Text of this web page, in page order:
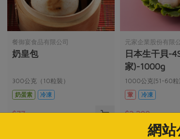
餐御宴食品有限公司
奶皇包
300公克（10粒裝）
奶蛋素
冷凍
$77
元家企業股份有限
日本生干貝-
家)-1000g
1000公克(51-60粒)
葷
冷凍
$2,200
網站